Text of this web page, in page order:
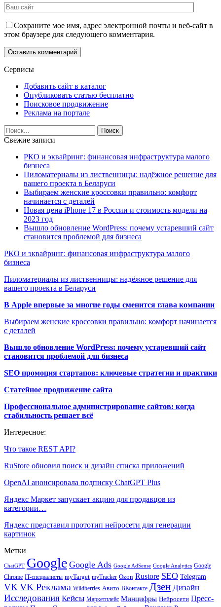
Сохраните мое имя, адрес электронной почты и веб-сайт в
этом браузере для следующего комментария.
Сервисы
Добавить сайт в каталог
Опубликовать статью бесплатно
Поисковое продвижение
Реклама на портале
Свежие записи
РКО и эквайринг: финансовая инфраструктура малого
бизнеса
Пиломатериалы из лиственницы: надёжное решение для
вашего проекта в Беларуси
Выбираем женские кроссовки правильно: комфорт
начинается с деталей
Новая цена iPhone 17 в России и стоимость модели на
2023 год
Вышло обновление WordPress: почему устаревший сайт
становится проблемой для бизнеса
РКО и эквайринг: финансовая инфраструктура малого
бизнеса
Пиломатериалы из лиственницы: надёжное решение для
вашего проекта в Беларуси
В Apple впервые за многие годы сменится глава компании
Выбираем женские кроссовки правильно: комфорт начинается
с деталей
Вышло обновление WordPress: почему устаревший сайт
становится проблемой для бизнеса
SEO промоция стартапов: ключевые стратегии и практики
Статейное продвижение сайта
Профессиональное администрирование сайтов: когда
стабильность решает всё
Интересное:
Что такое REST API?
RuStore обновил поиск и дизайн списка приложений
OpenAI анонсировала подписку ChatGPT Plus
Яндекс Маркет запускает акцию для продавцов из
категории…
Яндекс представил прототип нейросети для генерации
картинок
Метки
ChatGPT Google Google Ads Google AdSense Google Analytics Google
Chrome IT-специалисты myTarget myTracker Ozon Rustore SEO Telegram
VK VK Реклама Wildberries Авито ВКонтакте Дзен Дизайн
Исследования Кейсы Маркетплейс Минцифры Нейросети Пресс-